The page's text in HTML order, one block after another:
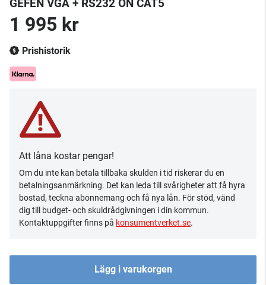
GEFEN VGA + RS232 ON CAT5
1 995 kr
Prishistorik
Att låna kostar pengar!
Om du inte kan betala tillbaka skulden i tid riskerar du en
betalningsanmärkning. Det kan leda till svårigheter att få hyra
bostad, teckna abonnemang och få nya lån. För stöd, vänd
dig till budget- och skuldrådgivningen i din kommun.
Kontaktuppgifter finns på konsumentverket.se.
Lägg i varukorgen